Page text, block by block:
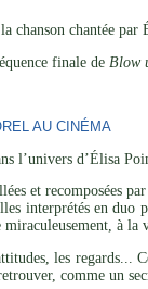
chanson chantée
finale de Blow
AU CINÉMA
l’univers d’Élisa
et recomposées
interprétés en duo
à
les regards...
comme un